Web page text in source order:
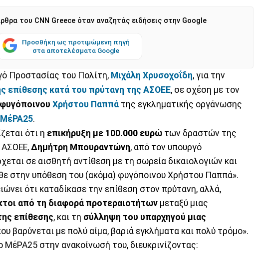
του CNN Greece όταν αναζητάς ειδήσεις στην Google
Προσθήκη ως προτιμώμενη πηγή
στα αποτελέσματα Google
Προστασίας του Πολίτη, Μιχάλη Χρυσοχοΐδη, για την
επίθεσης κατά του πρύτανη της ΑΣΟΕΕ, σε σχέση με τον
φυγόποινου Χρήστου Παππά της εγκληματικής οργάνωσης
ΜέΡΑ25.
ότι η επικήρυξη με 100.000 ευρώ των δραστών της
ΑΣΟΕΕ, Δημήτρη Μπουραντώνη, από τον υπουργό
σε αισθητή αντίθεση με τη σωρεία δικαιολογιών και
στην υπόθεση του (ακόμα) φυγόποινου Χρήστου Παππά».
ότι καταδίκασε την επίθεση στον πρύτανη, αλλά,
από τη διαφορά προτεραιοτήτων μεταξύ μιας
επίθεσης, και τη σύλληψη του υπαρχηγού μιας
βαρύνεται με πολύ αίμα, βαριά εγκλήματα και πολύ τρόμο».
ΜέΡΑ25 στην ανακοίνωσή του, διευκρινίζοντας: